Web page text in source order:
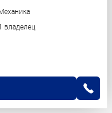
владелец